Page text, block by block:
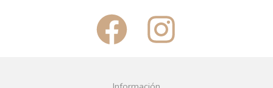
F
a
I
n